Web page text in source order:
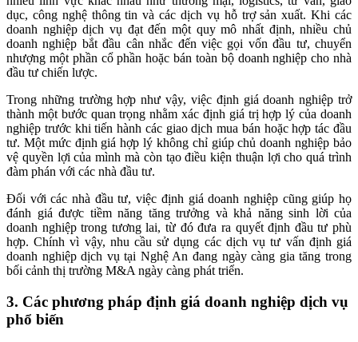
dục, công nghệ thông tin và các dịch vụ hỗ trợ sản xuất. Khi các
doanh nghiệp dịch vụ đạt đến một quy mô nhất định, nhiều chủ
doanh nghiệp bắt đầu cân nhắc đến việc gọi vốn đầu tư, chuyển
nhượng một phần cổ phần hoặc bán toàn bộ doanh nghiệp cho nhà
đầu tư chiến lược.
Trong những trường hợp như vậy, việc định giá doanh nghiệp trở
thành một bước quan trọng nhằm xác định giá trị hợp lý của doanh
nghiệp trước khi tiến hành các giao dịch mua bán hoặc hợp tác đầu
tư. Một mức định giá hợp lý không chỉ giúp chủ doanh nghiệp bảo
vệ quyền lợi của mình mà còn tạo điều kiện thuận lợi cho quá trình
đàm phán với các nhà đầu tư.
Đối với các nhà đầu tư, việc định giá doanh nghiệp cũng giúp họ
đánh giá được tiềm năng tăng trưởng và khả năng sinh lời của
doanh nghiệp trong tương lai, từ đó đưa ra quyết định đầu tư phù
hợp. Chính vì vậy, nhu cầu sử dụng các dịch vụ tư vấn định giá
doanh nghiệp dịch vụ tại Nghệ An đang ngày càng gia tăng trong
bối cảnh thị trường M&A ngày càng phát triển.
3. Các phương pháp định giá doanh nghiệp dịch vụ
phổ biến